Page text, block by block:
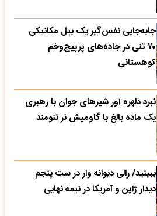
جابه‌جایی نفس‌گیر یک بیل مکانیکی
۷۰ تنی در جاده‌های پرپیچ‌وخم
کوهستانی
نبرد دلهره آور شیرهای جوان با رهبری
یک ماده بالغ با گاومیش نر تنومند
ببینید/ رالی دیوانه وار در ست پنجم
دیدار ژاپن و آمریکا در نیمه نهایی